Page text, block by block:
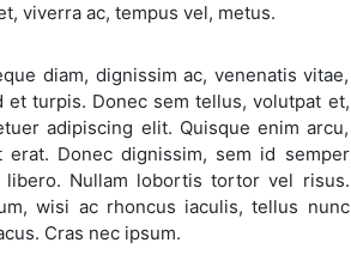
viverra ac, tempus vel, metus.
diam, dignissim ac, venenatis vitae,
et turpis. Donec sem tellus, volutpat et,
adipiscing elit. Quisque enim arcu,
Donec dignissim, sem id semper
Nullam lobortis tortor vel risus.
wisi ac rhoncus iaculis, tellus nunc
Cras nec ipsum.